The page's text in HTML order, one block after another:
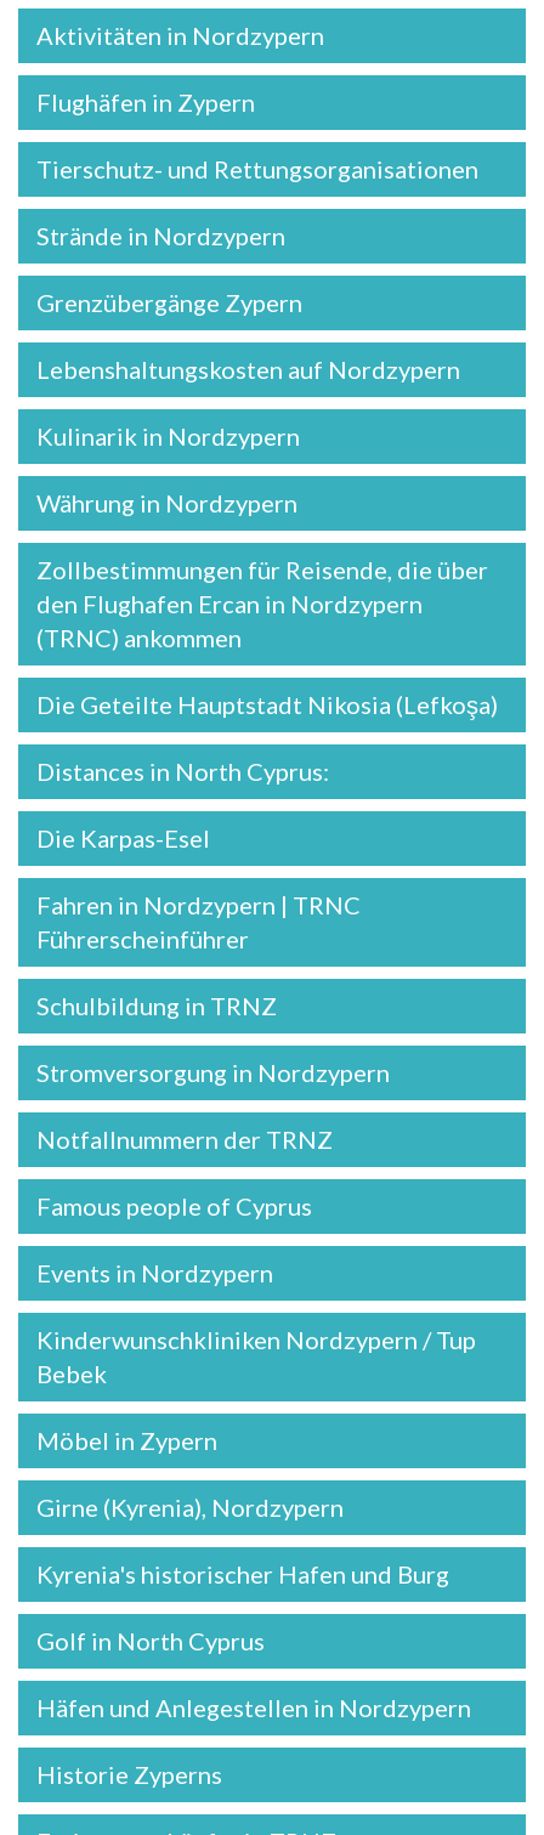
Aktivitäten in Nordzypern
Flughäfen in Zypern
Tierschutz- und Rettungsorganisationen
Strände in Nordzypern
Grenzübergänge Zypern
Lebenshaltungskosten auf Nordzypern
Kulinarik in Nordzypern
Währung in Nordzypern
Zollbestimmungen für Reisende, die über
den Flughafen Ercan in Nordzypern
(TRNC) ankommen
Die Geteilte Hauptstadt Nikosia (Lefkoşa)
Distances in North Cyprus:
Die Karpas-Esel
Fahren in Nordzypern | TRNC
Führerscheinführer
Schulbildung in TRNZ
Stromversorgung in Nordzypern
Notfallnummern der TRNZ
Famous people of Cyprus
Events in Nordzypern
Kinderwunschkliniken Nordzypern / Tup
Bebek
Möbel in Zypern
Girne (Kyrenia), Nordzypern
Kyrenia's historischer Hafen und Burg
Golf in North Cyprus
Häfen und Anlegestellen in Nordzypern
Historie Zyperns